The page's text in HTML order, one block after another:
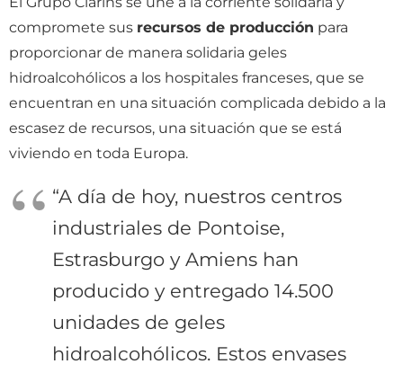
compromete sus recursos de producción para
proporcionar de manera solidaria geles
hidroalcohólicos a los hospitales franceses, que se
encuentran en una situación complicada debido a la
escasez de recursos, una situación que se está
viviendo en toda Europa.
“A día de hoy, nuestros centros
industriales de Pontoise,
Estrasburgo y Amiens han
producido y entregado 14.500
unidades de geles
hidroalcohólicos. Estos envases